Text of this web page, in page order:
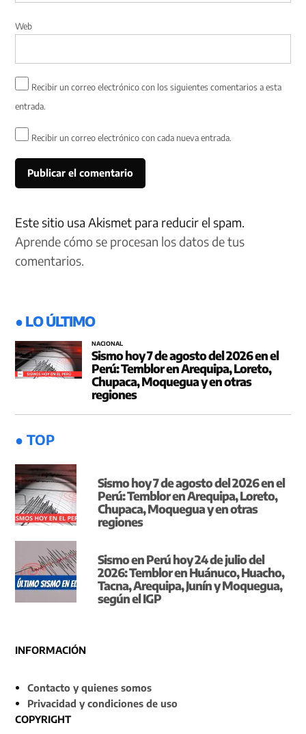
Web
Recibir un correo electrónico con los siguientes comentarios a esta
entrada.
Recibir un correo electrónico con cada nueva entrada.
Este sitio usa Akismet para reducir el spam.
Aprende cómo se procesan los datos de tus
comentarios.
● LO ÚLTIMO
NACIONAL
Sismo hoy 7 de agosto del 2026 en el
Perú: Temblor en Arequipa, Loreto,
Chupaca, Moquegua y en otras
regiones
● TOP
Sismo hoy 7 de agosto del 2026 en el
Perú: Temblor en Arequipa, Loreto,
Chupaca, Moquegua y en otras
regiones
Sismo en Perú hoy 24 de julio del
2026: Temblor en Huánuco, Huacho,
Tacna, Arequipa, Junín y Moquegua,
según el IGP
INFORMACIÓN
Contacto y quienes somos
Privacidad y condiciones de uso
COPYRIGHT